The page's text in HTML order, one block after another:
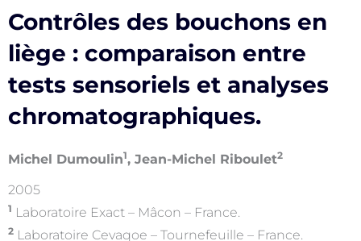
Contrôles des bouchons en
liège : comparaison entre
tests sensoriels et analyses
chromatographiques.
Michel Dumoulin1, Jean-Michel Riboulet2
2005
1 Laboratoire Exact – Mâcon – France.
2 Laboratoire Cevaqoe – Tournefeuille – France.